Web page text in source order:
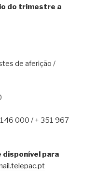
do trimestre a
de aferição /
146 000 / + 351 967
disponível para